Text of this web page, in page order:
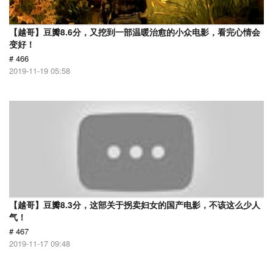
【越哥】豆瓣8.6分，又挖到一部温暖治愈的小众电影，看完心情会
变好！
# 466
2019-11-19 05:58
【越哥】豆瓣8.3分，这部关于拐卖妇女的国产电影，不该这么少人
气！
# 467
2019-11-17 09:48